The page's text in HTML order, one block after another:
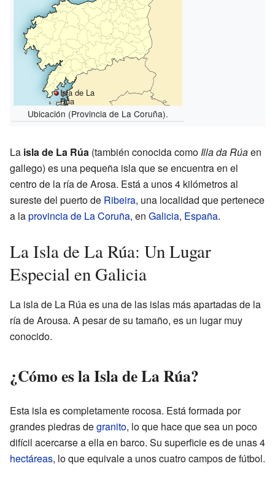
Isla de La
Rúa
Ubicación (Provincia de La Coruña).
La isla de La Rúa (también conocida como Illa da Rúaen
gallego) es una pequeña isla que se encuentra en el
centro de la ría de Arosa. Está a unos 4 kilómetros al
sureste del puerto de Ribeira, una localidad que pertenece
a laprovincia de La Coruña, en Galicia, España.
La Isla de La Rúa: Un Lugar
Especial en Galicia
La isla de La Rúa es una de las islas más apartadas de la
ría de Arousa. A pesar de su tamaño, es un lugar muy
conocido.
¿Cómo es la Isla de La Rúa?
Esta isla es completamente rocosa. Está formada por
grandes piedras degranito, lo que hace que sea un poco
difícil acercarse a ella en barco. Su superficie es de unas 4
hectáreas, lo que equivale a unos cuatro campos de fútbol.